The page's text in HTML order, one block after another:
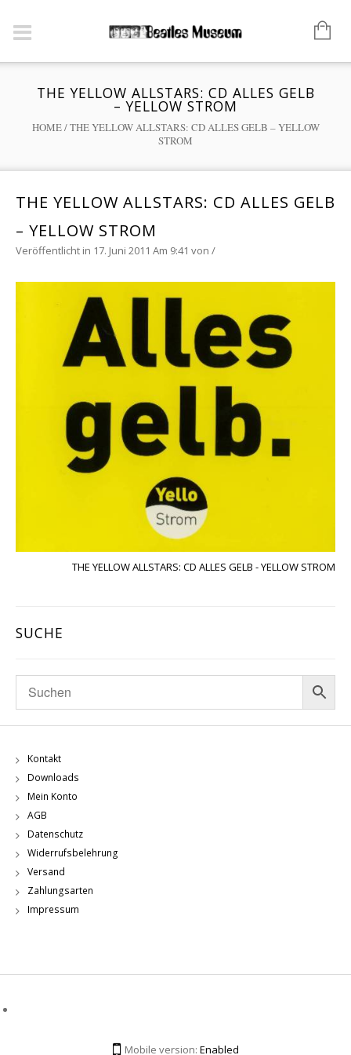
THE YELLOW ALLSTARS: CD ALLES GELB
– YELLOW STROM
HOME/THE YELLOW ALLSTARS: CD ALLES GELB – YELLOW
STROM
THE YELLOW ALLSTARS: CD ALLES GELB
– YELLOW STROM
Veröffentlicht in 17. Juni 2011 Am 9:41 von /
THE YELLOW ALLSTARS: CD ALLES GELB - YELLOW STROM
SUCHE
Kontakt
Downloads
Mein Konto
AGB
Datenschutz
Widerrufsbelehrung
Versand
Zahlungsarten
Impressum
Mobile version: Enabled